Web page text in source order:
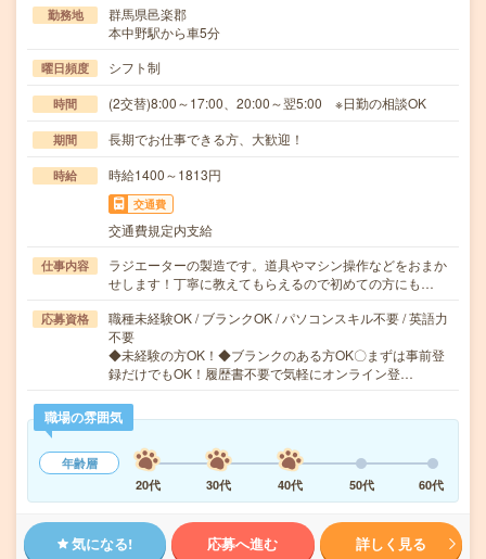
勤務地
群馬県邑楽郡
本中野駅から車5分
曜日頻度 シフト制
時間 (2交替)8:00～17:00、20:00～翌5:00 ※日勤の相談OK
期間 長期でお仕事できる方、大歓迎！
時給 時給1400～1813円
交通費
交通費規定内支給
仕事内容
ラジエーターの製造です。道具やマシン操作などをおまか
せします！丁寧に教えてもらえるので初めての方にも…
応募資格
職種未経験OK / ブランクOK / パソコンスキル不要 / 英語力
不要
◆未経験の方OK！◆ブランクのある方OK〇まずは事前登
録だけでもOK！履歴書不要で気軽にオンライン登…
職場の雰囲気
年齢層
20代
30代 40代 50代 60代
気になる! 応募へ進む 詳しく見る